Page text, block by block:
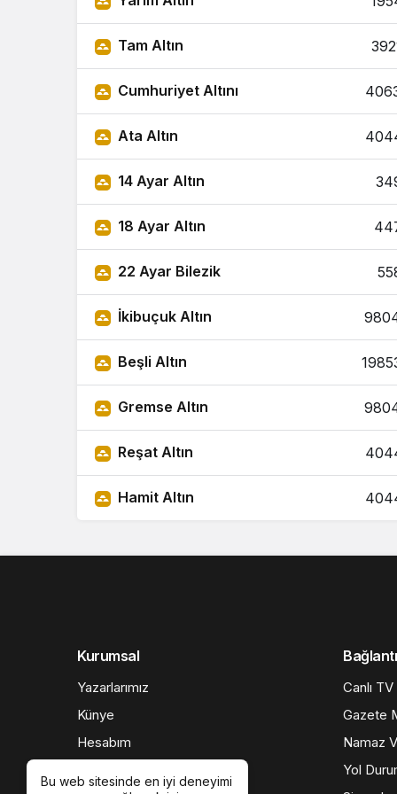
Tam Altın
Cumhuriyet Altını
Ata Altın
14 Ayar Altın
18 Ayar Altın
22 Ayar Bilezik
İkibuçuk Altın
Beşli Altın
Gremse Altın
Reşat Altın
Hamit Altın
Bu web sitesinde en iyi deneyimi
Kurumsal
Yazarlarımız
Künye
Hesabım
Canlı TV
Gazete
Namaz
Yol